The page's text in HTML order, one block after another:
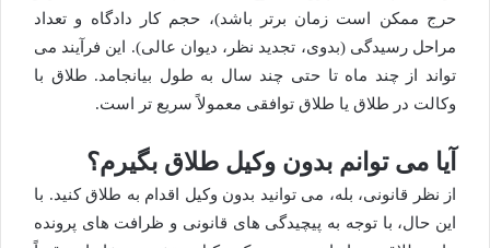
حرج ممکن است زمان برتر باشد)، حجم کار دادگاه و تعداد
مراحل رسیدگی (بدوی، تجدید نظر، دیوان عالی). این فرآیند می
تواند از چند ماه تا حتی چند سال به طول بیانجامد. طلاق با
وکالت در طلاق یا طلاق توافقی معمولاً سریع تر است.
آیا می توانم بدون وکیل طلاق بگیرم؟
از نظر قانونی، بله، می توانید بدون وکیل اقدام به طلاق کنید. با
این حال، با توجه به پیچیدگی های قانونی و ظرافت های پرونده